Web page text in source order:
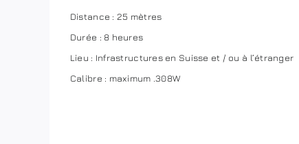
Distance : 25 mètres
Durée : 8 heures
Lieu : Infrastructures en Suisse et / ou à l’étranger
Calibre : maximum .308W